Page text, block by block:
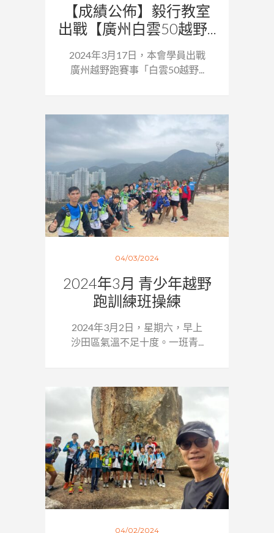
【成績公佈】毅行教室
出戰【廣州白雲50越野...
2024年3月17日，本會學員出戰
廣州越野跑賽事「白雲50越野...
04/03/2024
2024年3月 青少年越野
跑訓練班操練
2024年3月2日，星期六，早上
沙田區氣溫不足十度。一班青...
04/02/2024